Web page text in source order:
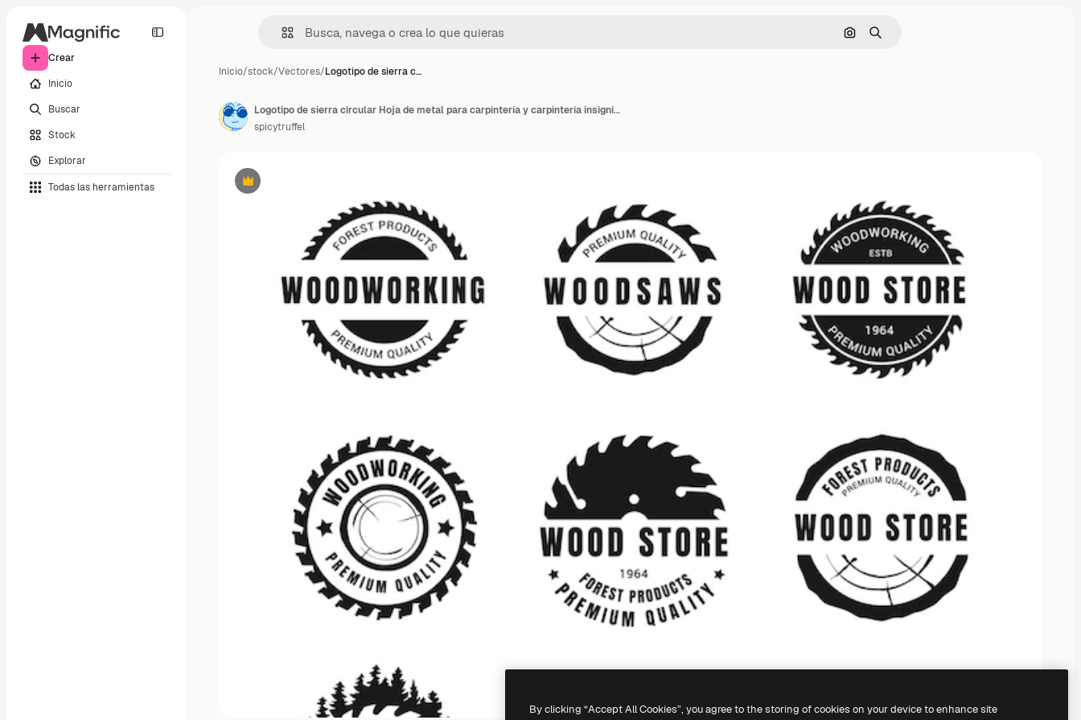
Crear
Inicio
Buscar
Stock
Explorar
Todas las herramientas
Buscar por imagen
Buscar
Inicio/stock/Vectores/Logotipo de sierra c…
Premium
Logotipo de sierra circular Hoja de metal para carpintería y carpintería insignias de silueta Aserradero y emblema de casa de madera Herramientas giratorias de carpintería y troncos de árboles Vector tienda de madera empresa etiquetas negras conjunto
spicytruffel
By clicking “Accept All Cookies”, you agree to the storing of cookies on your device to enhance site